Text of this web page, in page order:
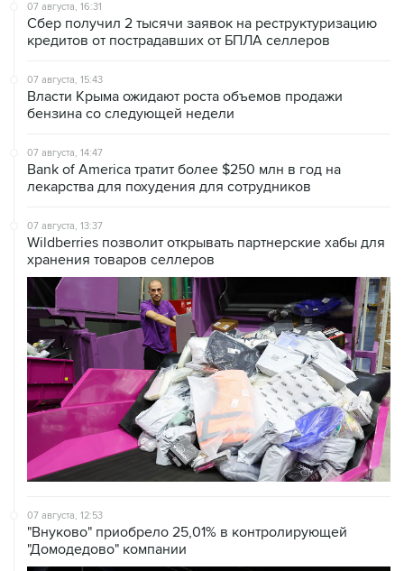
07 августа, 16:31
Сбер получил 2 тысячи заявок на реструктуризацию
кредитов от пострадавших от БПЛА селлеров
07 августа, 15:43
Власти Крыма ожидают роста объемов продажи
бензина со следующей недели
07 августа, 14:47
Bank of America тратит более $250 млн в год на
лекарства для похудения для сотрудников
07 августа, 13:37
Wildberries позволит открывать партнерские хабы для
хранения товаров селлеров
07 августа, 12:53
"Внуково" приобрело 25,01% в контролирующей
"Домодедово" компании